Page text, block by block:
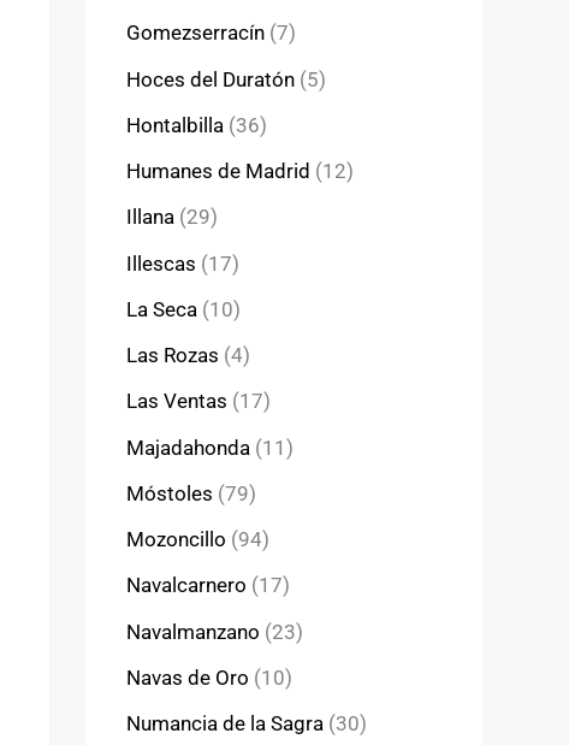
Gomezserracín (7)
Hoces del Duratón (5)
Hontalbilla (36)
Humanes de Madrid (12)
Illana (29)
Illescas (17)
La Seca (10)
Las Rozas (4)
Las Ventas (17)
Majadahonda (11)
Móstoles (79)
Mozoncillo (94)
Navalcarnero (17)
Navalmanzano (23)
Navas de Oro (10)
Numancia de la Sagra (30)